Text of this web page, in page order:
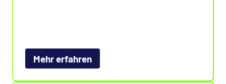
Mehr erfahren